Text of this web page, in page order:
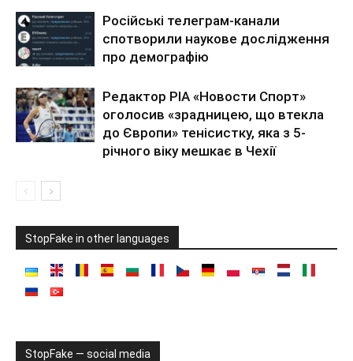
Російські телеграм-канали
спотворили наукове дослідження
про демографію
Редактор РІА «Новости Спорт»
оголосив «зрадницею, що втекла
до Європи» тенісистку, яка з 5-
річного віку мешкає в Чехії
StopFake in other languages
StopFake — social media